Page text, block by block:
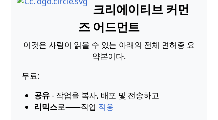
크리에이티브 커먼
즈 어드먼트
이것은 사람이 읽을 수 있는 아래의 전체 면허증 요
약본이다.
무료:
공유- 작업을 복사, 배포 및 전송하고
리믹스로——작업 적응